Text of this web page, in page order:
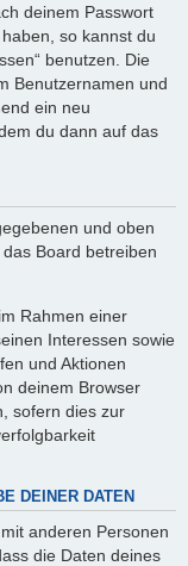
deinem Passwort
so kannst du
benutzen. Die
Benutzernamen und
ein neu
du dann auf das
und oben
Board betreiben
Rahmen einer
Interessen sowie
und Aktionen
deinem Browser
sofern dies zur
DEINER DATEN
anderen Personen
die Daten deines